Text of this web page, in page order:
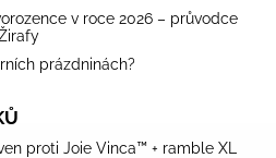
v roce 2026 – průvodce
prázdninách?
proti Joie Vinca™ + ramble XL